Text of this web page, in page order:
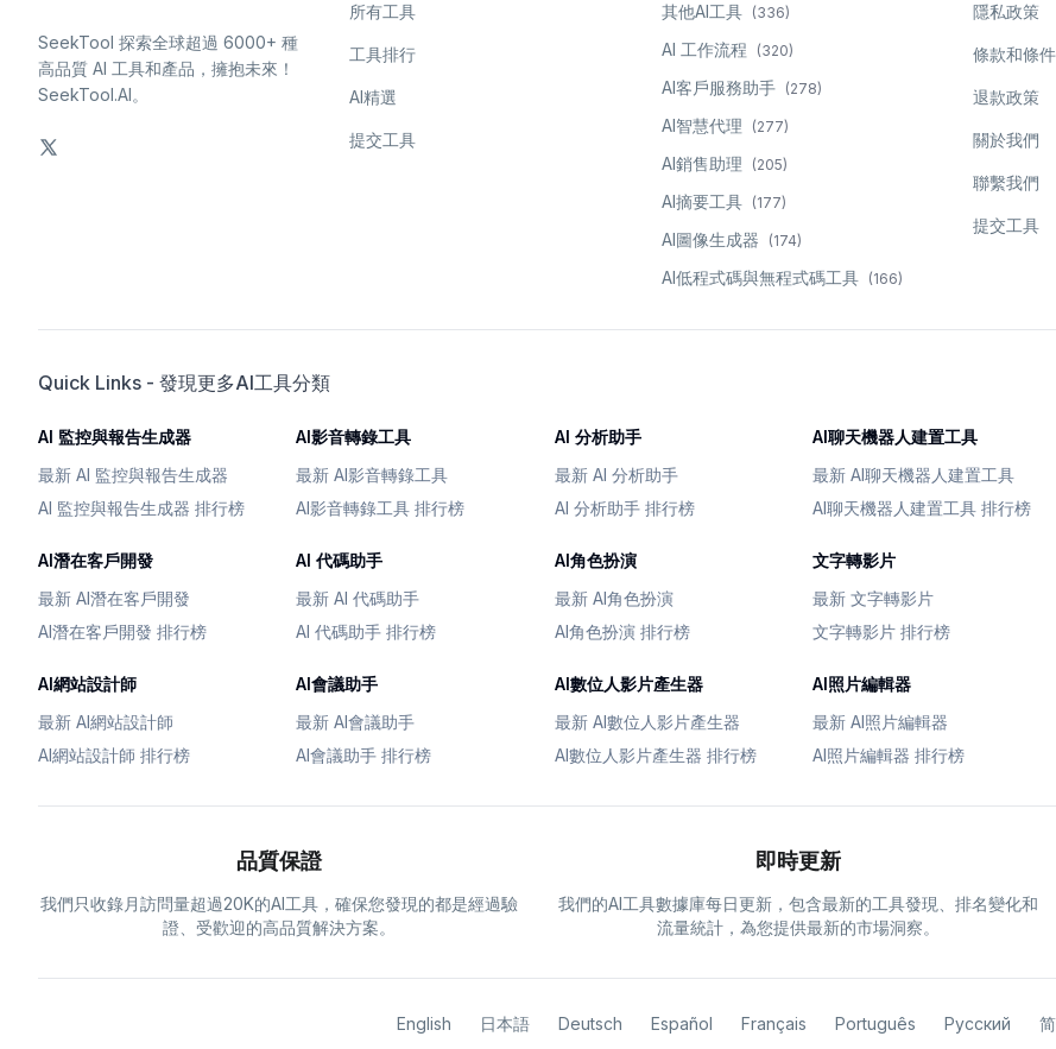
SeekTool 探索全球超過 6000+ 種
高品質 AI 工具和產品，擁抱未來！
SeekTool.AI。
所有工具
工具排行
AI精選
提交工具
其他AI工具 (336)
AI 工作流程 (320)
AI客戶服務助手 (278)
AI智慧代理 (277)
AI銷售助理 (205)
AI摘要工具 (177)
AI圖像生成器 (174)
AI低程式碼與無程式碼工具 (166)
隱私政策
條款和條件
退款政策
關於我們
聯繫我們
提交工具
Quick Links - 發現更多AI工具分類
AI 監控與報告生成器
最新 AI 監控與報告生成器
AI 監控與報告生成器 排行榜
AI影音轉錄工具
最新 AI影音轉錄工具
AI影音轉錄工具 排行榜
AI 分析助手
最新 AI 分析助手
AI 分析助手 排行榜
AI聊天機器人建置工具
最新 AI聊天機器人建置工具
AI聊天機器人建置工具 排行榜
AI潛在客戶開發
最新 AI潛在客戶開發
AI潛在客戶開發 排行榜
AI 代碼助手
最新 AI 代碼助手
AI 代碼助手 排行榜
AI角色扮演
最新 AI角色扮演
AI角色扮演 排行榜
文字轉影片
最新 文字轉影片
文字轉影片 排行榜
AI網站設計師
最新 AI網站設計師
AI網站設計師 排行榜
AI會議助手
最新 AI會議助手
AI會議助手 排行榜
AI數位人影片產生器
最新 AI數位人影片產生器
AI數位人影片產生器 排行榜
AI照片編輯器
最新 AI照片編輯器
AI照片編輯器 排行榜
品質保證
我們只收錄月訪問量超過20K的AI工具，確保您發現的都是經過驗
證、受歡迎的高品質解決方案。
即時更新
我們的AI工具數據庫每日更新，包含最新的工具發現、排名變化和
流量統計，為您提供最新的市場洞察。
English 日本語 Deutsch Español Français Português Русский